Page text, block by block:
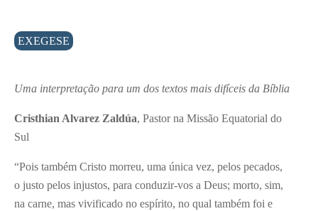
EXEGESE
Uma interpretação para um dos textos mais difíceis da Bíblia
Cristhian Alvarez Zaldúa, Pastor na Missão Equatorial do
Sul
“Pois também Cristo morreu, uma única vez, pelos pecados,
o justo pelos injustos, para conduzir-vos a Deus; morto, sim,
na carne, mas vivificado no espírito, no qual também foi e